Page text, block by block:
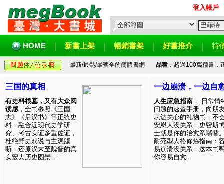
登入帳戶
HOME 新書上架 暢銷書架 好書推介 特
最新/最熱/最齊全的簡體書網 品種：超過100萬種書，
三国的真相
有史料根基，又有大众阅
读感 ，全书参照《三国
志》《后汉书》等正统史
料，融合近现代史学研
究、考古实证多重佐证，
杜绝野史戏说与主观臆
断，还原汉末至魏晋的真
实宏大历史图景...
一边崩溃，一边自
人生应急指南 ， 日常情
问题的速查手册，向朋
表达关心的礼物书：不
安慰人没关系，史密斯
士就是你的治愈系嘴替
耐死型人格修炼指南：
易崩溃没关系，这本书
你容易自愈...